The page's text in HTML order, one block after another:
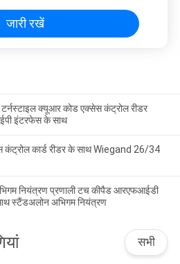
जारी रखें
क्यूआर कोड एक्सेस कंट्रोल रीडर
इंटरफेस के साथ
कार्ड रीडर के साथ Wiegand 26/34
नियंत्रण प्रणाली टच कीपैड आरएफआईडी
स्टैंडअलोन अभिगम नियंत्रण
सभी